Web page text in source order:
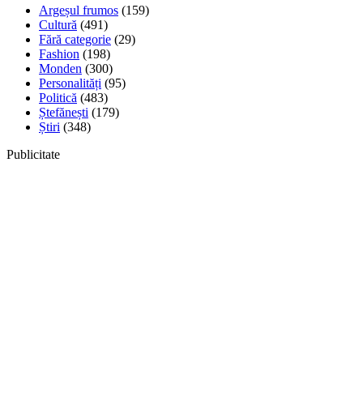
Argeșul frumos (159)
Cultură (491)
Fără categorie (29)
Fashion (198)
Monden (300)
Personalități (95)
Politică (483)
Ștefănești (179)
Știri (348)
Publicitate